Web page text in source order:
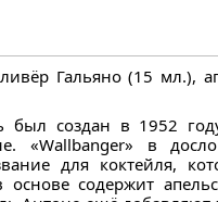
Гальяно (15 мл.),
был создан в 1952
«Wallbanger» в
для коктейля,
основе содержит